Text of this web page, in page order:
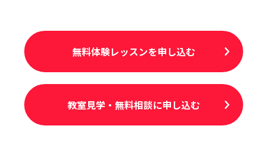
無料体験レッスンを申し込む
教室見学・無料相談に申し込む